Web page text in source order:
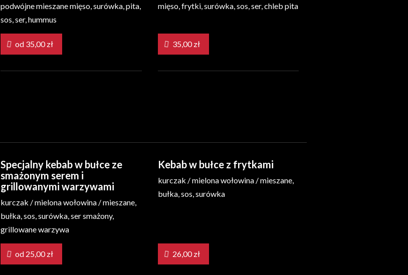
podwójne mieszane mięso, surówka, pita,
sos, ser, hummus
mięso, frytki, surówka, sos, ser, chleb pita
Specjalny kebab w bułce ze
smażonym serem i
grillowanymi warzywami
kurczak / mielona wołowina / mieszane,
bułka, sos, surówka, ser smażony,
grillowane warzywa
Kebab w bułce z frytkami
kurczak / mielona wołowina / mieszane,
bułka, sos, surówka